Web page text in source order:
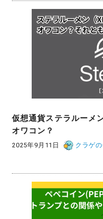
仮想通貨ステラルーメ
オワコン？
2025年9月11日 クラゲ